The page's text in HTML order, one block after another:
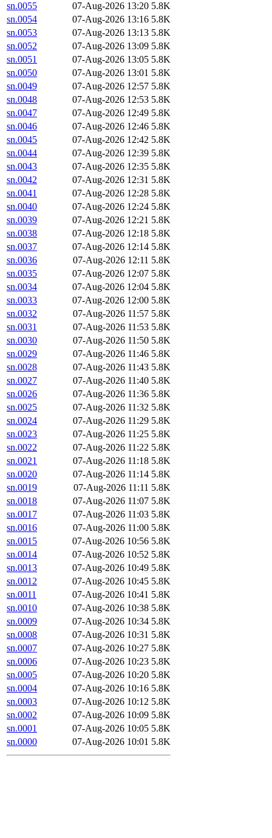
sn.0055
07-Aug-2026 13:20 5.8K
sn.0054
07-Aug-2026 13:16 5.8K
sn.0053
07-Aug-2026 13:13 5.8K
sn.0052
07-Aug-2026 13:09 5.8K
sn.0051
07-Aug-2026 13:05 5.8K
sn.0050
07-Aug-2026 13:01 5.8K
sn.0049
07-Aug-2026 12:57 5.8K
sn.0048
07-Aug-2026 12:53 5.8K
sn.0047
07-Aug-2026 12:49 5.8K
sn.0046
07-Aug-2026 12:46 5.8K
sn.0045
07-Aug-2026 12:42 5.8K
sn.0044
07-Aug-2026 12:39 5.8K
sn.0043
07-Aug-2026 12:35 5.8K
sn.0042
07-Aug-2026 12:31 5.8K
sn.0041
07-Aug-2026 12:28 5.8K
sn.0040
07-Aug-2026 12:24 5.8K
sn.0039
07-Aug-2026 12:21 5.8K
sn.0038
07-Aug-2026 12:18 5.8K
sn.0037
07-Aug-2026 12:14 5.8K
sn.0036
07-Aug-2026 12:11 5.8K
sn.0035
07-Aug-2026 12:07 5.8K
sn.0034
07-Aug-2026 12:04 5.8K
sn.0033
07-Aug-2026 12:00 5.8K
sn.0032
07-Aug-2026 11:57 5.8K
sn.0031
07-Aug-2026 11:53 5.8K
sn.0030
07-Aug-2026 11:50 5.8K
sn.0029
07-Aug-2026 11:46 5.8K
sn.0028
07-Aug-2026 11:43 5.8K
sn.0027
07-Aug-2026 11:40 5.8K
sn.0026
07-Aug-2026 11:36 5.8K
sn.0025
07-Aug-2026 11:32 5.8K
sn.0024
07-Aug-2026 11:29 5.8K
sn.0023
07-Aug-2026 11:25 5.8K
sn.0022
07-Aug-2026 11:22 5.8K
sn.0021
07-Aug-2026 11:18 5.8K
sn.0020
07-Aug-2026 11:14 5.8K
sn.0019
07-Aug-2026 11:11 5.8K
sn.0018
07-Aug-2026 11:07 5.8K
sn.0017
07-Aug-2026 11:03 5.8K
sn.0016
07-Aug-2026 11:00 5.8K
sn.0015
07-Aug-2026 10:56 5.8K
sn.0014
07-Aug-2026 10:52 5.8K
sn.0013
07-Aug-2026 10:49 5.8K
sn.0012
07-Aug-2026 10:45 5.8K
sn.0011
07-Aug-2026 10:41 5.8K
sn.0010
07-Aug-2026 10:38 5.8K
sn.0009
07-Aug-2026 10:34 5.8K
sn.0008
07-Aug-2026 10:31 5.8K
sn.0007
07-Aug-2026 10:27 5.8K
sn.0006
07-Aug-2026 10:23 5.8K
sn.0005
07-Aug-2026 10:20 5.8K
sn.0004
07-Aug-2026 10:16 5.8K
sn.0003
07-Aug-2026 10:12 5.8K
sn.0002
07-Aug-2026 10:09 5.8K
sn.0001
07-Aug-2026 10:05 5.8K
sn.0000
07-Aug-2026 10:01 5.8K